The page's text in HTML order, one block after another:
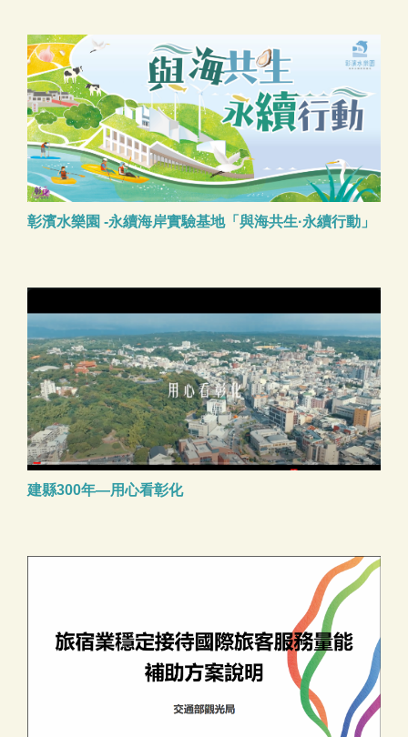
彰濱水樂園 -永續海岸實驗基地「與海共生·永續行動」
建縣300年—用心看彰化